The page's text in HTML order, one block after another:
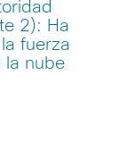
2): Ha
fuerza
la nube